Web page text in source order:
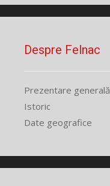
Despre Felnac
Prezentare generală
Istoric
Date geografice